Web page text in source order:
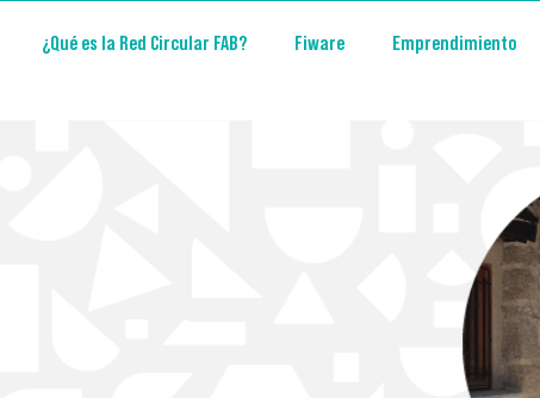
¿Qué es la Red Circular FAB? Fiware Emprendimiento